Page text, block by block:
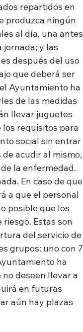
repartidos en
produzca ningún
al día, una antes
y las
después del uso
que deberá ser
Ayuntamiento ha
de las medidas
llevar juguetes
los requisitos para
social sin entrar
acudir al mismo,
la enfermedad.
En caso de que
a que el personal
posible que los
Estas son
del servicio de
grupos: uno con 7
ha
deseen llevar a
en futuras
aún hay plazas